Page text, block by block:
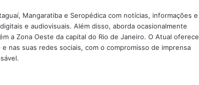
Mangaratiba e Seropédica com notícias, informações e
e audiovisuais. Além disso, aborda ocasionalmente
a Zona Oeste da capital do Rio de Janeiro. O Atual oferece
nas suas redes sociais, com o compromisso de imprensa